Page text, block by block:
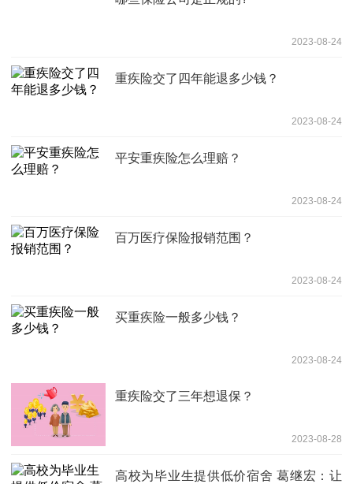
2023-08-24
重疾险交了四年能退多少钱？
2023-08-24
平安重疾险怎么理赔？
2023-08-24
百万医疗保险报销范围？
2023-08-24
买重疾险一般多少钱？
2023-08-24
重疾险交了三年想退保？
2023-08-28
高校为毕业生提供低价宿舍 葛继宏：让